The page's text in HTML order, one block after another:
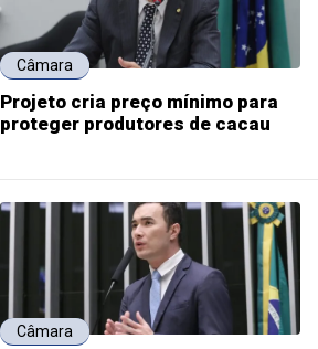
Câmara
Projeto cria preço mínimo para
proteger produtores de cacau
Câmara